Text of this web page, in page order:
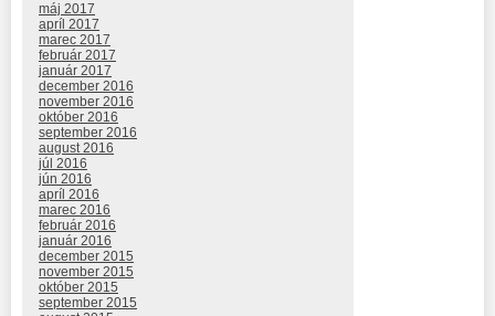
máj 2017
apríl 2017
marec 2017
február 2017
január 2017
december 2016
november 2016
október 2016
september 2016
august 2016
júl 2016
jún 2016
apríl 2016
marec 2016
február 2016
január 2016
december 2015
november 2015
október 2015
september 2015